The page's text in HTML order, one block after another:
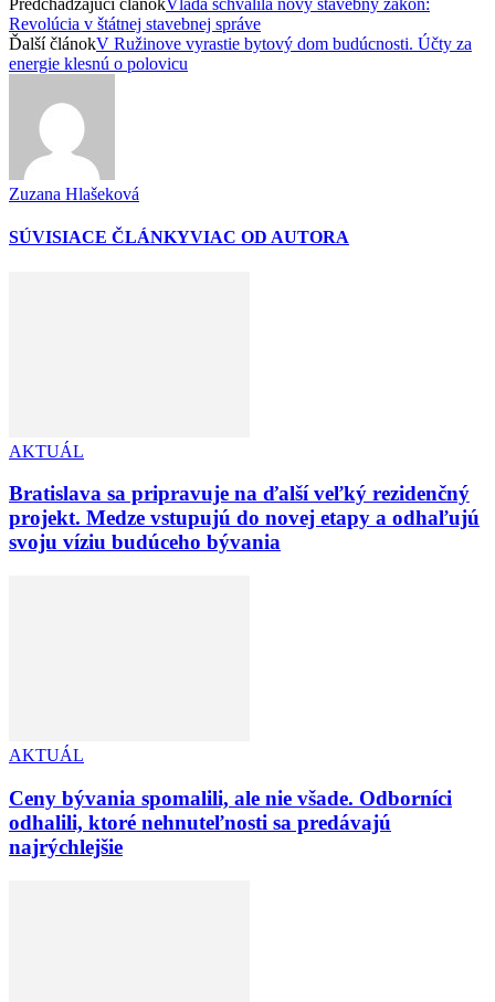
Predchádzajúci článokVláda schválila nový stavebný zákon:
Revolúcia v štátnej stavebnej správe
Ďalší článokV Ružinove vyrastie bytový dom budúcnosti. Účty za
energie klesnú o polovicu
Zuzana Hlašeková
SÚVISIACE ČLÁNKYVIAC OD AUTORA
AKTUÁL
Bratislava sa pripravuje na ďalší veľký rezidenčný
projekt. Medze vstupujú do novej etapy a odhaľujú
svoju víziu budúceho bývania
AKTUÁL
Ceny bývania spomalili, ale nie všade. Odborníci
odhalili, ktoré nehnuteľnosti sa predávajú
najrýchlejšie